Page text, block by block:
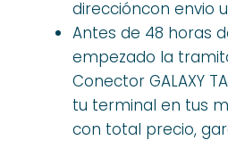
direccióncon envio
Antes de 48 horas
empezado la
Conector GALAXY
tu terminal en tus
con total precio,